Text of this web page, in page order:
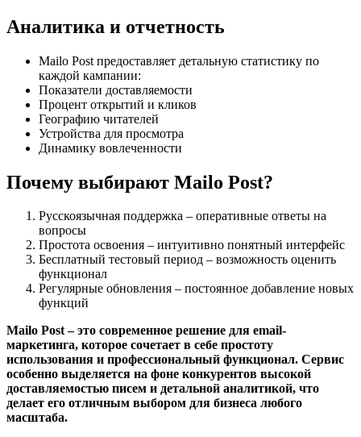
Аналитика и отчетность
Mailo Post предоставляет детальную статистику по
каждой кампании:
Показатели доставляемости
Процент открытий и кликов
Географию читателей
Устройства для просмотра
Динамику вовлеченности
Почему выбирают Mailo Post?
Русскоязычная поддержка – оперативные ответы на
вопросы
Простота освоения – интуитивно понятный интерфейс
Бесплатный тестовый период – возможность оценить
функционал
Регулярные обновления – постоянное добавление новых
функций
Mailo Post – это современное решение для email-
маркетинга, которое сочетает в себе простоту
использования и профессиональный функционал. Сервис
особенно выделяется на фоне конкурентов высокой
доставляемостью писем и детальной аналитикой, что
делает его отличным выбором для бизнеса любого
масштаба.